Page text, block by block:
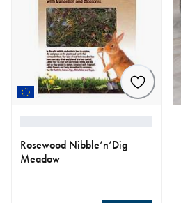
Rosewood Nibble’n’Dig
Meadow